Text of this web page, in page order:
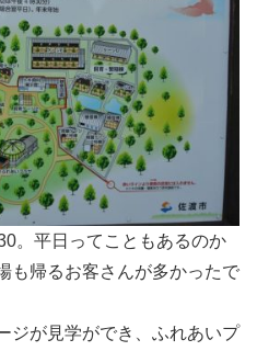
。平日ってこともあるのか
も帰るお客さんが多かったで
ジが見学ができ、ふれあいプ